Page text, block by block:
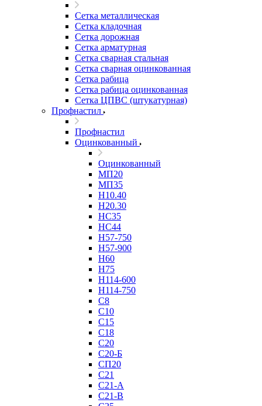
Сетка металлическая
Сетка кладочная
Сетка дорожная
Сетка арматурная
Сетка сварная стальная
Сетка сварная оцинкованная
Сетка рабица
Сетка рабица оцинкованная
Сетка ЦПВС (штукатурная)
Профнастил
Профнастил
Оцинкованный
Оцинкованный
МП20
МП35
Н10.40
Н20.30
НС35
НС44
Н57-750
Н57-900
Н60
Н75
Н114-600
Н114-750
С8
С10
С15
С18
С20
С20-Б
СП20
С21
С21-А
С21-В